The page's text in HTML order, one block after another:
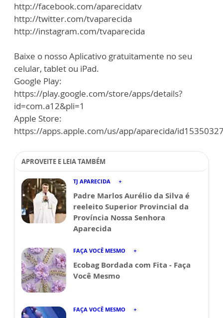
http://facebook.com/aparecidatv
http://twitter.com/tvaparecida
http://instagram.com/tvaparecida
Baixe o nosso Aplicativo gratuitamente no seu
celular, tablet ou iPad.
Google Play:
https://play.google.com/store/apps/details?
id=com.a12&pli=1
Apple Store:
https://apps.apple.com/us/app/aparecida/
APROVEITE E LEIA TAMBÉM
TJ APARECIDA
Padre Marlos Aurélio da Silva é
reeleito Superior Provincial da
Província Nossa Senhora
Aparecida
FAÇA VOCÊ MESMO
Ecobag Bordada com Fita - Faça
Você Mesmo
FAÇA VOCÊ MESMO